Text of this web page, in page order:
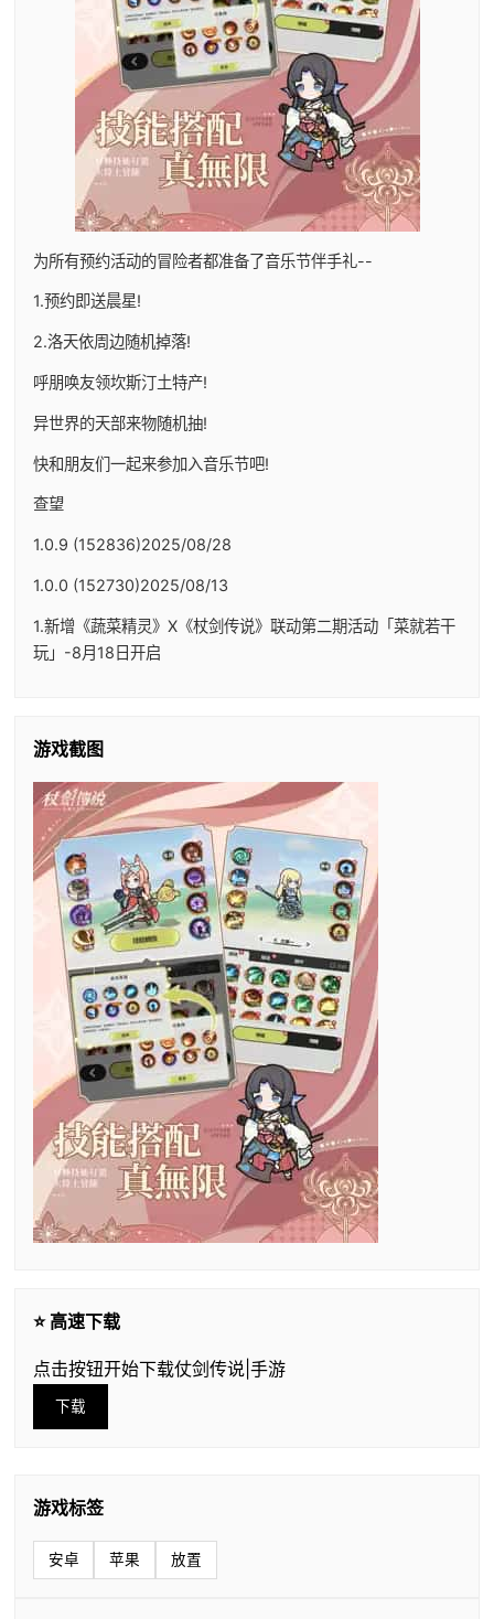
为所有预约活动的冒险者都准备了音乐节伴手礼--
1.预约即送晨星!
2.洛天依周边随机掉落!
呼朋唤友领坎斯汀土特产!
异世界的天部来物随机抽!
快和朋友们一起来参加入音乐节吧!
查望
1.0.9 (152836)2025/08/28
1.0.0 (152730)2025/08/13
1.新增《蔬菜精灵》X《杖剑传说》联动第二期活动「菜就若干
玩」-8月18日开启
游戏截图
⭐ 高速下载
点击按钮开始下载仗剑传说|手游
下载
游戏标签
安卓 苹果 放置